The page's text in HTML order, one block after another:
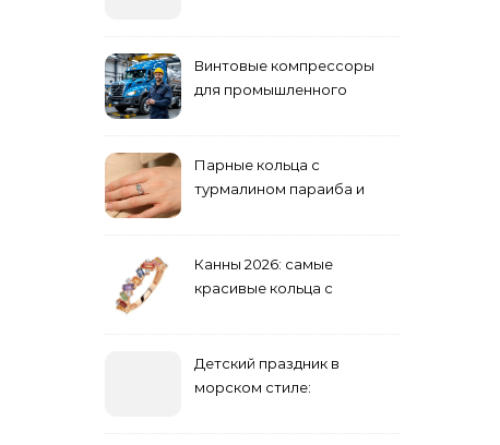
Винтовые компрессоры
для промышленного
Парные кольца с
турмалином параиба и
Канны 2026: самые
красивые кольца с
Детский праздник в
морском стиле: